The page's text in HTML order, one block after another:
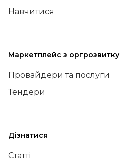
Навчитися
Маркетплейс з оргрозвитку
Провайдери та послуги
Тендери
Дізнатися
Статті